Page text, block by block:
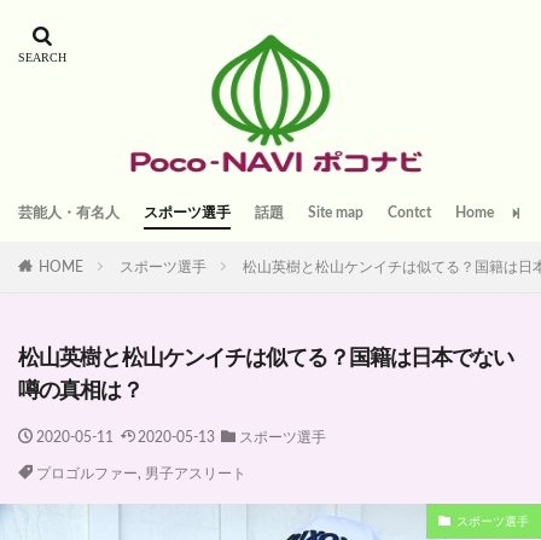
芸能人・有名人 スポーツ選手 話題 Site map Contct Home
HOME スポーツ選手 松山英樹と松山ケンイチは似てる？国籍は日
松山英樹と松山ケンイチは似てる？国籍は日本でない
噂の真相は？
2020-05-11 2020-05-13 スポーツ選手
プロゴルファー, 男子アスリート
スポーツ選手